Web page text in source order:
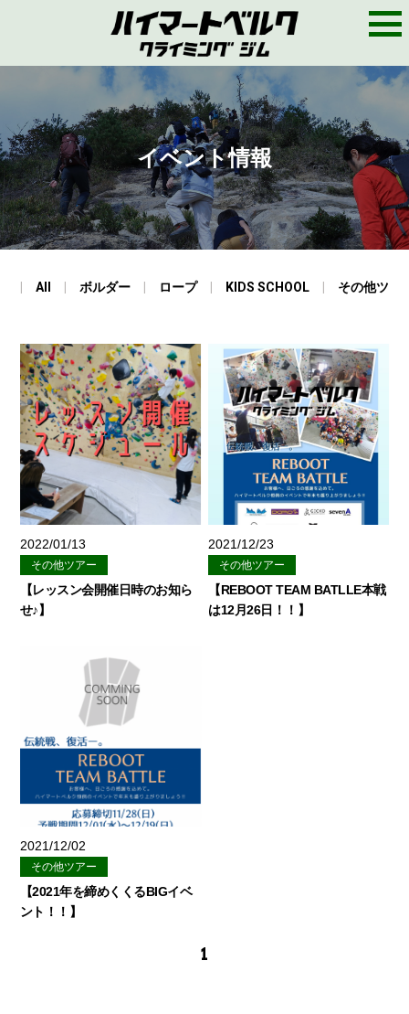
M
N
イベント情報
All ボルダー ロープ KIDS SCHOOL その他ツア
2022/01/13
その他ツアー
【レッスン会開催日時のお知ら
せ♪】
2021/12/23
その他ツアー
【REBOOT TEAM BATLLE本戦
は12月26日！！】
2021/12/02
その他ツアー
【2021年を締めくくるBIGイベ
ント！！】
1